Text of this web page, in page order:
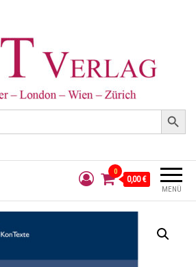
Search Button
MENÜ
0
0,00 €